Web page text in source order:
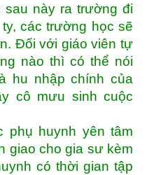
sau này ra trường đi
các trường học sẽ
Đối với giáo viên tự
nào thì có thể nói
hu nhập chính của
cô mưu sinh cuộc
phụ huynh yên tâm
giao cho gia sư kèm
có thời gian tập